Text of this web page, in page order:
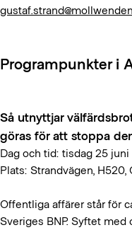
Programpunkter i
Så utnyttjar
göras för att stoppa
Dag och tid: tisdag 25
Plats: Strandvägen,
Offentliga affärer står för
Sveriges BNP. Syftet